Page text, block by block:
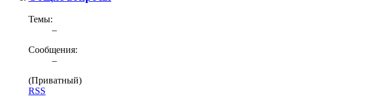
Темы:
–
Сообщения:
–
(Приватный)
RSS